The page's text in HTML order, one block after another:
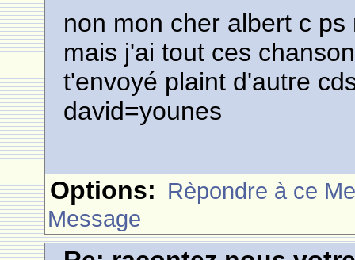
non mon cher albert c ps
mais j'ai tout ces
t'envoyé plaint d'autre
david=younes
Options: Rèpondre à ce
Message